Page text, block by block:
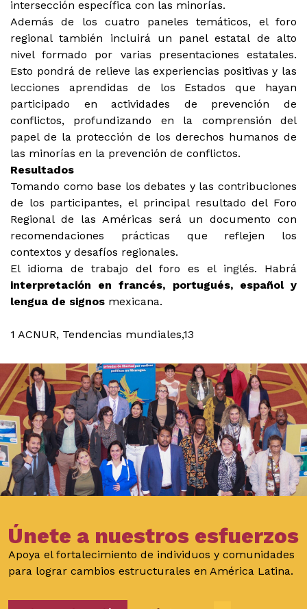
intersección específica con las minorías.
Además de los cuatro paneles temáticos, el foro
regional también incluirá un panel estatal de alto
nivel formado por varias presentaciones estatales.
Esto pondrá de relieve las experiencias positivas y las
lecciones aprendidas de los Estados que hayan
participado en actividades de prevención de
conflictos, profundizando en la comprensión del
papel de la protección de los derechos humanos de
las minorías en la prevención de conflictos.
Resultados
Tomando como base los debates y las contribuciones
de los participantes, el principal resultado del Foro
Regional de las Américas será un documento con
recomendaciones prácticas que reflejen los
contextos y desafíos regionales.
El idioma de trabajo del foro es el inglés. Habrá
interpretación en francés, portugués, español y
lengua de signos mexicana.
1 ACNUR, Tendencias mundiales,13
Únete a nuestros esfuerzos
Apoya el fortalecimiento de individuos y comunidades
para lograr cambios estructurales en América Latina.